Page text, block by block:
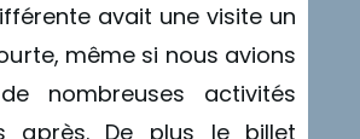
avait une visite un
même si nous avions
nombreuses activités
après. De plus le billet